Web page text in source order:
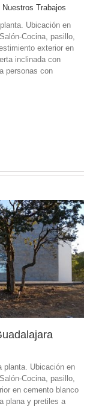
Nuestros Trabajos
Ubicación en
Cocina, pasillo,
exterior en
inclinada con
personas con
planta. Ubicación en
Cocina, pasillo,
en cemento blanco
plana y pretiles a